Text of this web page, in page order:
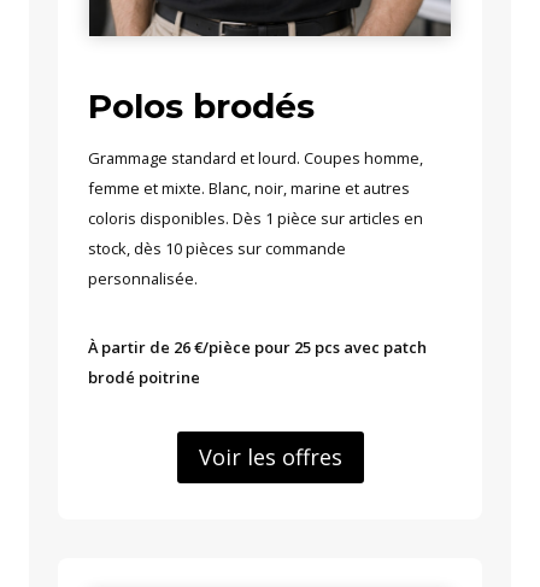
Polos brodés
Grammage standard et lourd. Coupes homme,
femme et mixte. Blanc, noir, marine et autres
coloris disponibles. Dès 1 pièce sur articles en
stock, dès 10 pièces sur commande
personnalisée.
À partir de 26 €/pièce pour 25 pcs avec patch
brodé poitrine
Voir les offres